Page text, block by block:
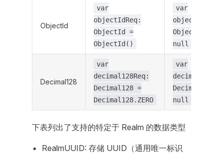
ObjectId
var
objectIdReq:
ObjectId =
ObjectId()
var
objectIdOpt:
ObjectId? =
null
Decimal128
var
decimal128Req:
Decimal128 =
Decimal128.ZERO
var
Decimal128?
null
下表列出了支持的特定于 Realm 的数据类型
RealmUUID: 存储 UUID（通用唯一标识